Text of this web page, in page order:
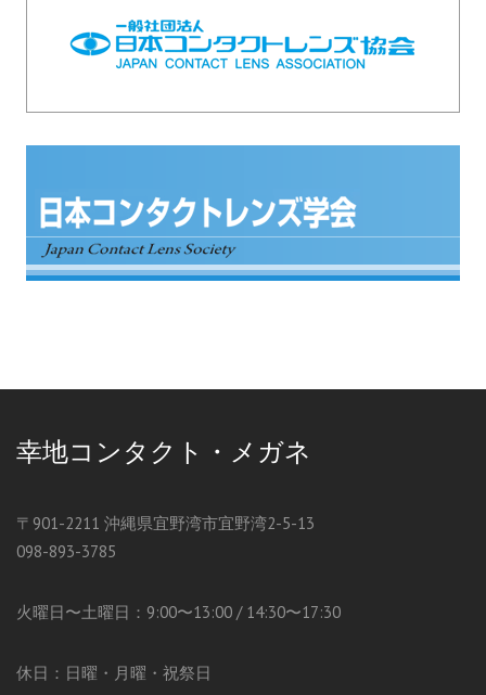
幸地コンタクト・メガネ
〒901-2211 沖縄県宜野湾市宜野湾2-5-13
098-893-3785
火曜日〜土曜日：9:00〜13:00 / 14:30〜17:30
休日：日曜・月曜・祝祭日